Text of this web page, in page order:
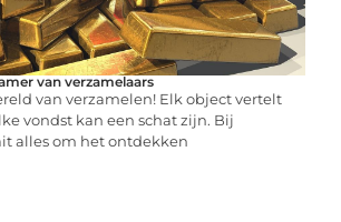
van verzamelaars
van verzamelen! Elk object vertelt
vondst kan een schat zijn. Bij
alles om het ontdekken